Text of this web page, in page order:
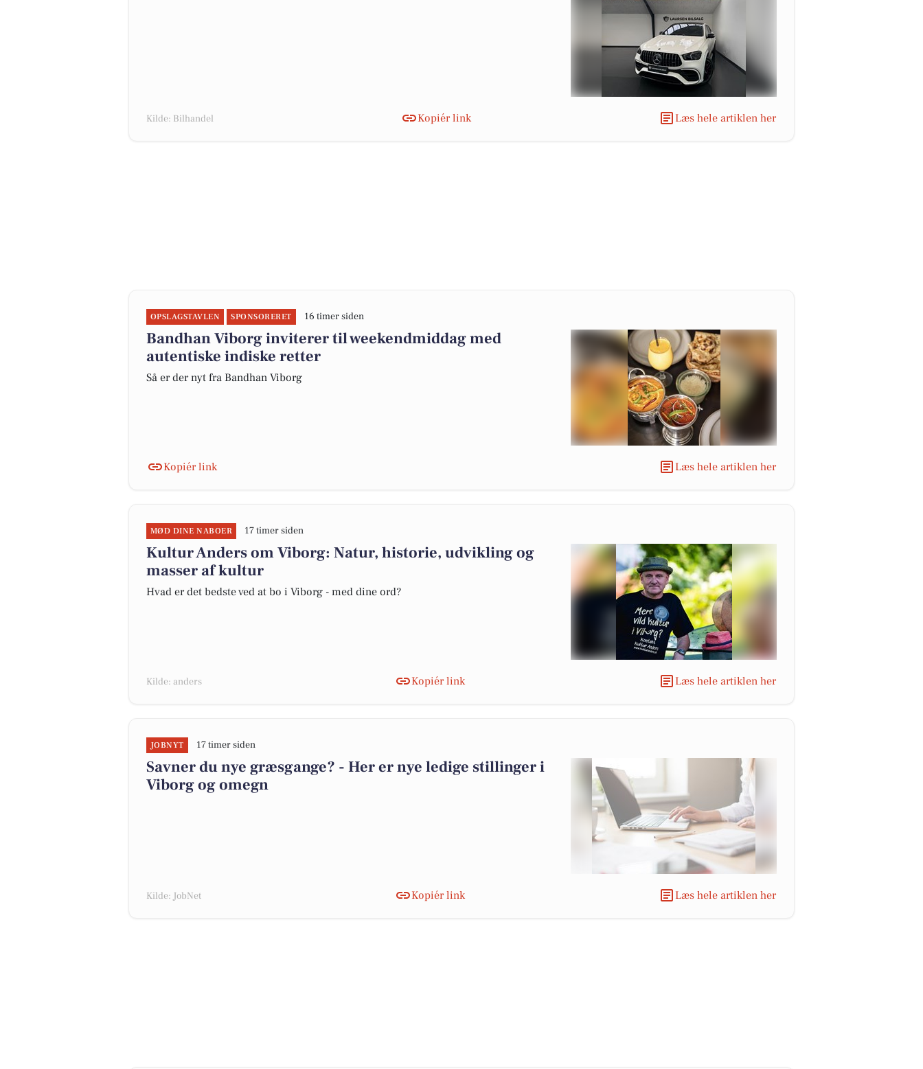
Kilde: Bilhandel Kopiér link Læs hele artiklen her
OPSLAGSTAVLEN SPONSORERET 16 timer siden
Bandhan Viborg inviterer til weekendmiddag med
autentiske indiske retter
Så er der nyt fra Bandhan Viborg
Kopiér link Læs hele artiklen her
MØD DINE NABOER 17 timer siden
Kultur Anders om Viborg: Natur, historie, udvikling og
masser af kultur
Hvad er det bedste ved at bo i Viborg - med dine ord?
Kilde: anders Kopiér link Læs hele artiklen her
JOBNYT 17 timer siden
Savner du nye græsgange? - Her er nye ledige stillinger i
Viborg og omegn
Kilde: JobNet Kopiér link Læs hele artiklen her